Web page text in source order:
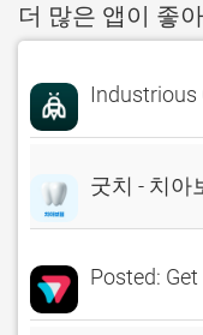
더 많은 앱이 좋
Industrious
굿치 - 치아
Posted: